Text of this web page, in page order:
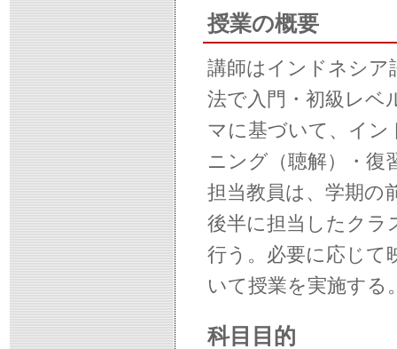
授業の概要
講師はインドネシア
法で入門・初級レベ
マに基づいて、イン
ニング（聴解）・復
担当教員は、学期の
後半に担当したクラ
行う。必要に応じて
いて授業を実施する
科目目的